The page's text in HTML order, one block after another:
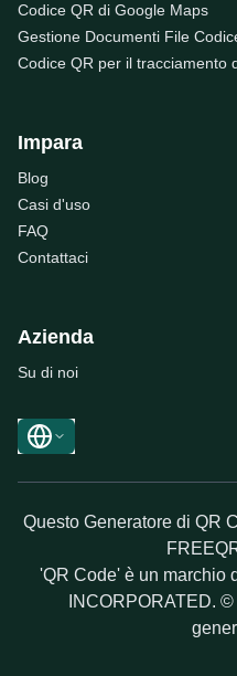
Codice QR di Google Maps
Gestione Documenti File
Codice QR per il tracciamento
Impara
Blog
Casi d'uso
FAQ
Contattaci
Azienda
Su di noi
Questo Generatore di QR
'QR Code' è un marchio
INCORPORATED.